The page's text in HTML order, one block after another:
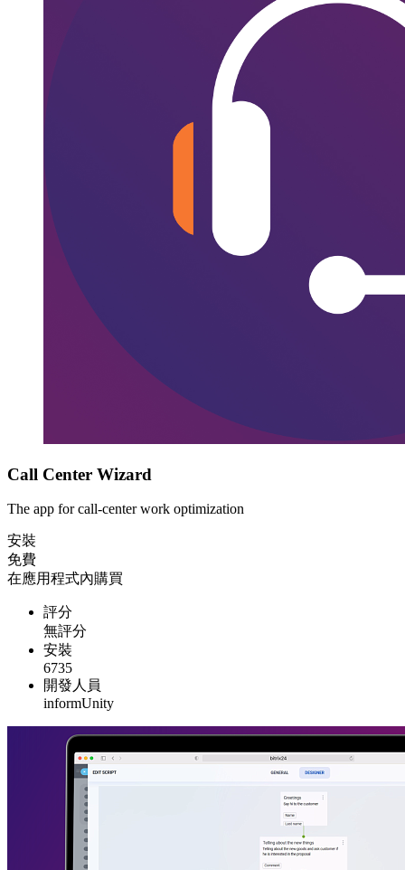
Call Center Wizard
The app for call-center work optimization
安裝
免費
在應用程式內購買
評分
無評分
安裝
6735
開發人員
informUnity